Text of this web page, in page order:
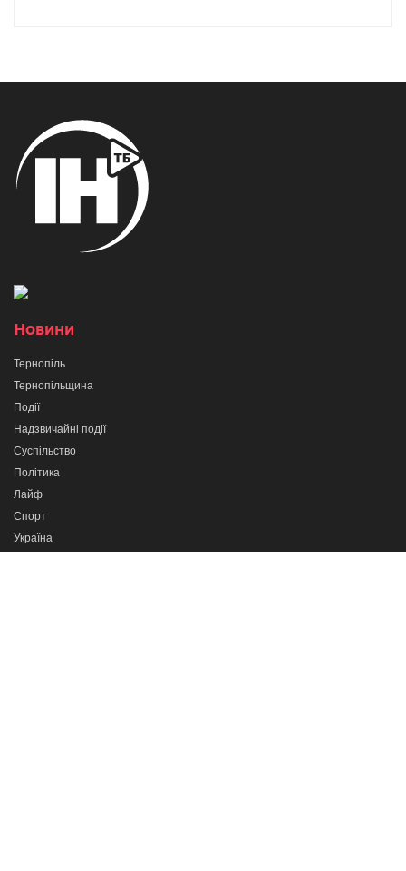
Новини
Тернопіль
Тернопільщина
Події
Надзвичайні події
Суспільство
Політика
Лайф
Спорт
Україна